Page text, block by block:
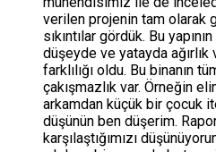
verilen projenin tam olarak
sıkıntılar gördük. Bu
düşeyde ve yatayda
farklılığı oldu. Bu binanın
çakışmazlık var. Örneğin
arkamdan küçük bir çocuk
düşünün ben düşerim.
karşılaştığımızı